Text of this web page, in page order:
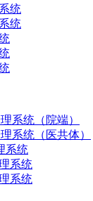
统
统
系统（院端）
系统（医共体）
系统
系统
系统